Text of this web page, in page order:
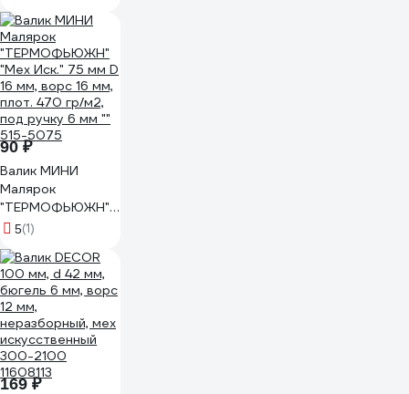
80588
90 ₽
Валик МИНИ
Малярок
"ТЕРМОФЬЮЖН"
"Мех Иск." 75 мм D
плот. 470 гр/м2,
под ручку 6 мм ""
515-5075
5(1)
169 ₽